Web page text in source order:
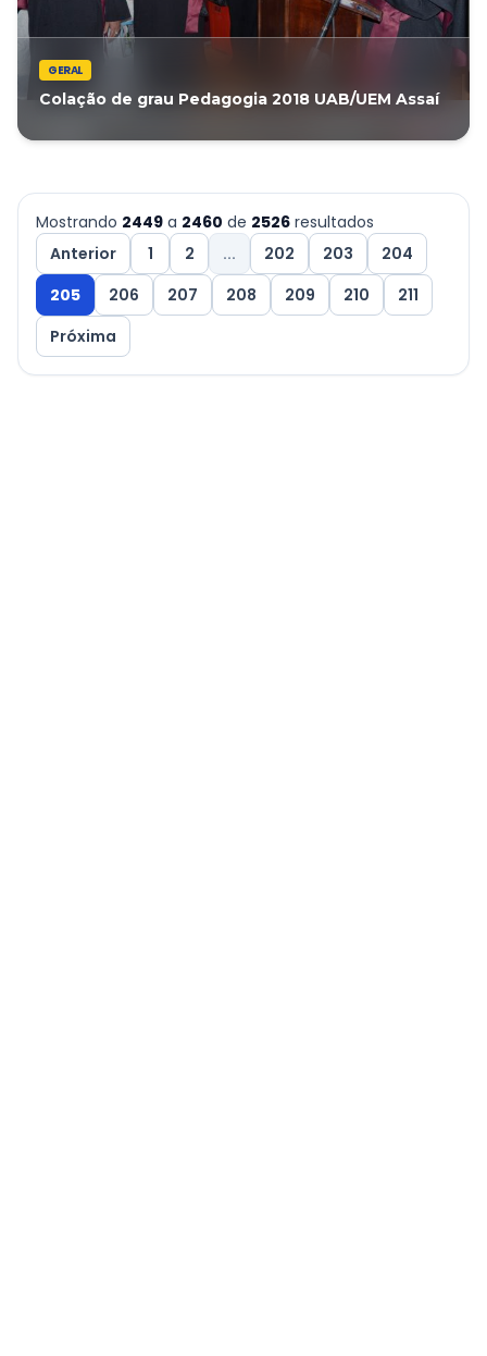
GERAL
Colação de grau Pedagogia 2018 UAB/UEM Assaí
Mostrando 2449 a 2460 de 2526 resultados
Anterior
1 2 ... 202 203
204
205
206 207 208 209 210
211
Próxima